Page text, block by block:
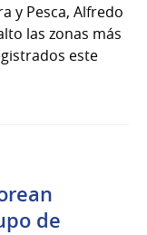
y Pesca, Alfredo
las zonas más
este
de